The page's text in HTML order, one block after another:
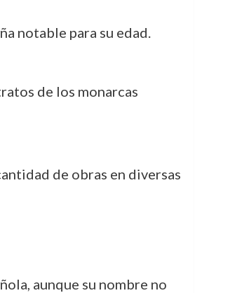
notable para su edad.
de los monarcas
de obras en diversas
aunque su nombre no